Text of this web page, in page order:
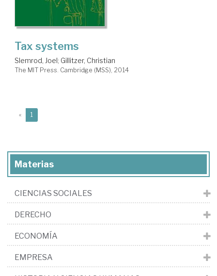
Tax systems
Slemrod, Joel; Gillitzer, Christian
The MIT Press. Cambridge (MSS), 2014
« 1
Materias
CIENCIAS SOCIALES
DERECHO
ECONOMÍA
EMPRESA